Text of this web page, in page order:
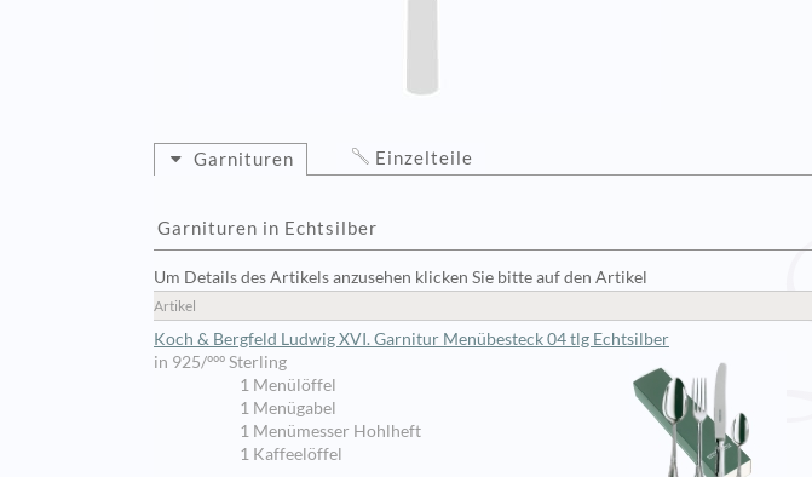
Garnituren
Garnituren in Echtsilber
Um Details des Artikels anzusehen klicken Sie bitte auf den Artikel
Artikel
Koch & Bergfeld Ludwig XVI. Garnitur Menübesteck 04 tlg Echtsilber
in 925/ººº Sterling
1 Menülöffel
1 Menügabel
1 Menümesser Hohlheft
1 Kaffeelöffel
Einzelteile